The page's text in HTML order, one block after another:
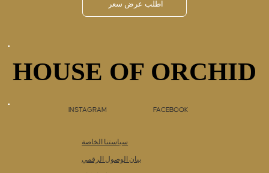
اطلب عرض سعر
HOUSE OF ORCHID
HOUSE OF ORCHID
INSTAGRAM FACEBOOK
سياستنا الخاصة
بيان الوصول الرقمي